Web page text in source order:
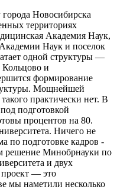
Новосибирска
территориях
Академия Наук,
Наук и поселок
одной структуры —
и
формирование
Мощнейшей
практически нет. В
подготовкой
процентов на 80.
Ничего не
по подготовке кадров -
решение Минобрнауки по
и двух
— это
мы наметили несколько